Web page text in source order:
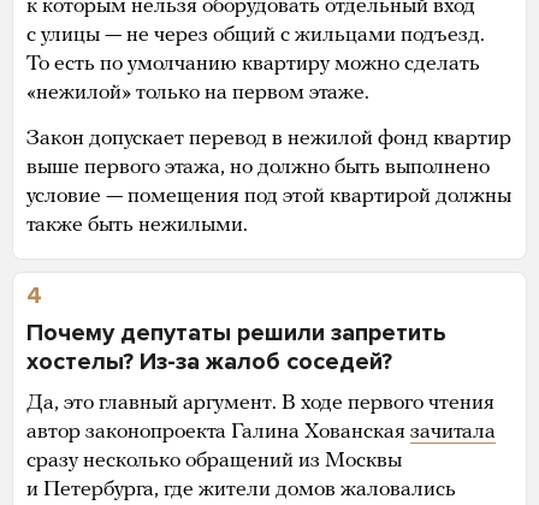
к которым нельзя оборудовать отдельный вход
с улицы — не через общий с жильцами подъезд.
То есть по умолчанию квартиру можно сделать
«нежилой» только на первом этаже.
Закон допускает перевод в нежилой фонд квартир
выше первого этажа, но должно быть выполнено
условие — помещения под этой квартирой должны
также быть нежилыми.
4
Почему депутаты решили запретить
хостелы? Из-за жалоб соседей?
Да, это главный аргумент. В ходе первого чтения
автор законопроекта Галина Хованская зачитала
сразу несколько обращений из Москвы
и Петербурга, где жители домов жаловались